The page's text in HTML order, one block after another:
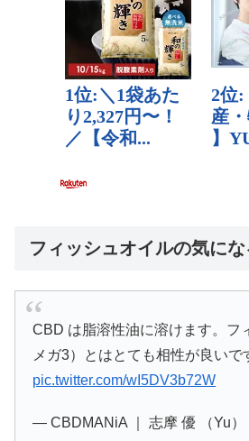
フィッシュオイルの気にな
CBD は脂溶性油に溶けます。フ
メガ3）とはとても相性が良いで
pic.twitter.com/wI5DV3b72W
— CBDMANiA ｜ 志摩 優 （Yu）